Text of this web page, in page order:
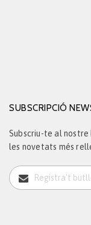
SUBSCRIPCIÓ
Subscriu-te al
les novetats més